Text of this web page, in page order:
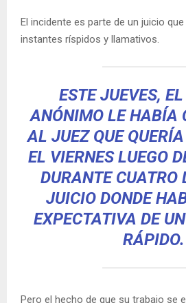
El incidente es parte de un juicio
instantes ríspidos y llamativos.
ESTE JUEVES,
ANÓNIMO LE HABÍA
AL JUEZ QUE
EL VIERNES LUEGO
DURANTE CUATRO
JUICIO DONDE
EXPECTATIVA DE
RÁPIDO.
Pero el hecho de que su trabajo se